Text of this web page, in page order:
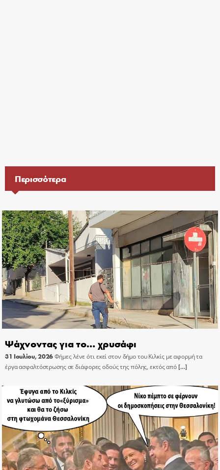
Περισσότερα
Ψάχνοντας για το… χρυσάφι
31 Ιουλίου, 2026Φήμες λένε ότι εκεί στον δήμο του Κιλκίς με αφορμή τα
έργα ασφαλτόστρωσης σε διάφορες οδούς της πόλης, εκτός από[…]